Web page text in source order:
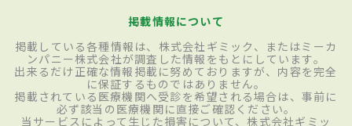
掲載情報について
掲載している各種情報は、株式会社ギミック、またはミーカ
ンパニー株式会社が調査した情報をもとにしています。
出来るだけ正確な情報掲載に努めておりますが、内容を完全
に保証するものではありません。
掲載されている医療機関へ受診を希望される場合は、事前に
必ず該当の医療機関に直接ご確認ください。
当サービスによって生じた損害について、株式会社ギミッ